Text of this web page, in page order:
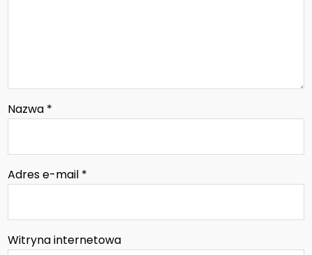
Nazwa *
Adres e-mail *
Witryna internetowa